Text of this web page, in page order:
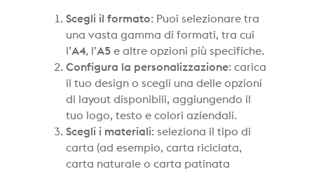
Scegli il formato: Puoi selezionare tra
una vasta gamma di formati, tra cui
l’A4, l’A5 e altre opzioni più specifiche.
Configura la personalizzazione: carica
il tuo design o scegli una delle opzioni
di layout disponibili, aggiungendo il
tuo logo, testo e colori aziendali.
Scegli i materiali: seleziona il tipo di
carta (ad esempio, carta riciclata,
carta naturale o carta patinata